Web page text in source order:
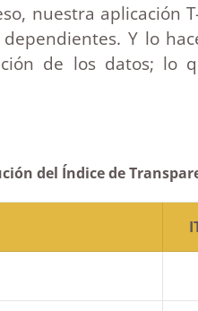
nuestra aplicación
Y lo
de los datos; lo
del Índice de